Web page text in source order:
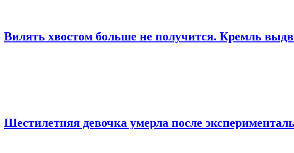
Вилять хвостом больше не получится. Кремль
Шестилетняя девочка умерла после